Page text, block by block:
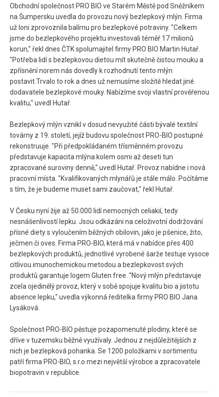
Obchodní společnost PRO BIO ve Starém Městě pod Sněžníkem
na Šumpersku uvedla do provozu nový bezlepkový mlýn. Firma
už loni zprovoznila balírnu pro bezlepkové potraviny. "Celkem
jsme do bezlepkového projektu investovali téměř 17 milionů
korun," řekl dnes ČTK spolumajitel firmy PRO BIO Martin Hutař.
"Potřeba lidí s bezlepkovou dietou mít skutečně čistou mouku a
zpřísnění norem nás dovedly k rozhodnutí tento mlýn
postavit.Trvalo to rok a dnes už nemusíme složitě hledat jiné
dodavatele bezlepkové mouky. Nabízíme svoji vlastní prověřenou
kvalitu," uvedl Hutař.
Bezlepkový mlýn vznikl v dosud nevyužité části bývalé textilní
továrny z 19. století, jejíž budovu společnost PRO-BIO postupně
rekonstruuje. "Při předpokládaném třísměnném provozu
představuje kapacita mlýna kolem osmi až deseti tun
zpracované suroviny denně," uvedl Hutař. Provoz nabídne i nová
pracovní místa. "Kvalifikovaných mlynářů je stále málo. Počítáme
s tím, že je budeme muset sami zaučovat," řekl Hutař.
V Česku nyní žije až 50.000 lidí nemocných celiakií, tedy
nesnášenlivostí lepku. Jsou odkázáni na celoživotní dodržování
přísné diety s vyloučením běžných obilovin, jako je pšenice, žito,
ječmen či oves. Firma PRO-BIO, která má v nabídce přes 400
bezlepkových produktů, jednotlivé vyrobené šarže testuje vysoce
citlivou imunochemickou metodou a bezlepkovost svých
produktů garantuje logem Gluten free. "Nový mlýn představuje
zcela ojedinělý provoz, který v sobě spojuje kvalitu bio a jistotu
absence lepku," uvedla výkonná ředitelka firmy PRO BIO Jana
Lysáková.
Společnost PRO-BIO pěstuje pozapomenuté plodiny, které se
dříve v tuzemsku běžně využívaly. Jednou z nejdůležitějších z
nich je bezlepková pohanka. Se 1200 položkami v sortimentu
patří firma PRO-BIO, s.r.o mezi největší výrobce a zpracovatele
biopotravin v republice.